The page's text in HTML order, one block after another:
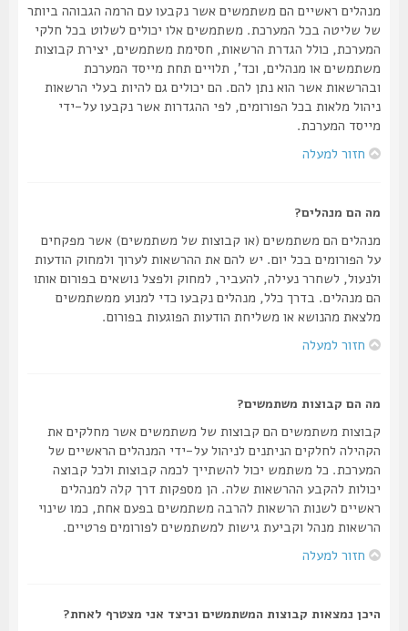
מנהלים ראשיים הם משתמשים אשר נקבעו עם הרמה הגבוהה ביותר
של שליטה בכל המערכת. משתמשים אלו יכולים לשלוט בכל חלקי
המערכת, כולל הגדרת הרשאות, חסימת משתמשים, יצירת קבוצות
משתמשים או מנהלים, וכד', תלויים תחת מייסד המערכת
ובהרשאות אשר הוא נתן להם. הם יכולים גם להיות בעלי הרשאות
ניהול מלאות בכל הפורומים, לפי ההגדרות אשר נקבעו על-ידי
מייסד המערכת.
חזור למעלה
מה הם מנהלים?
מנהלים הם משתמשים (או קבוצות של משתמשים) אשר מפקחים
על הפורומים בכל יום. יש להם את ההרשאות לערוך ולמחוק הודעות
ולנעול, לשחרר נעילה, להעביר, למחוק ולפצל נושאים בפורום אותו
הם מנהלים. בדרך כלל, מנהלים נקבעו כדי למנוע ממשתמשים
מלצאת מהנושא או משליחת הודעות הפוגעות בפורום.
חזור למעלה
מה הם קבוצות משתמשים?
קבוצות משתמשים הם קבוצות של משתמשים אשר מחלקים את
הקהילה לחלקים הניתנים לניהול על-ידי המנהלים הראשיים של
המערכת. כל משתמש יכול להשתייך לכמה קבוצות ולכל קבוצה
יכולות להקבע ההרשאות שלה. הן מספקות דרך קלה למנהלים
ראשיים לשנות הרשאות להרבה משתמשים בפעם אחת, כמו שינוי
הרשאות מנהל וקביעת גישות למשתמשים לפורומים פרטיים.
חזור למעלה
היכן נמצאות קבוצות המשתמשים וכיצד אני מצטרף לאחת?